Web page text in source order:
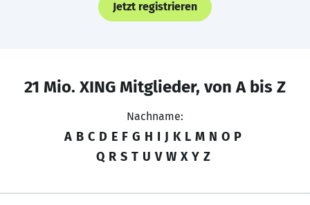
Jetzt registrieren
21 Mio. XING Mitglieder, von A bis Z
Nachname:
A B C D E F G H I J K L M N O P
Q R S T U V W X Y Z